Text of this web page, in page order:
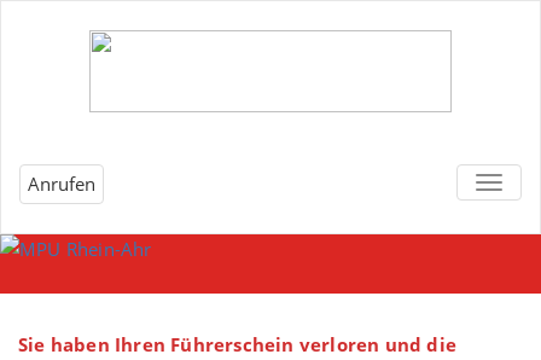
T
Anrufen
Sie haben Ihren Führerschein verloren und die